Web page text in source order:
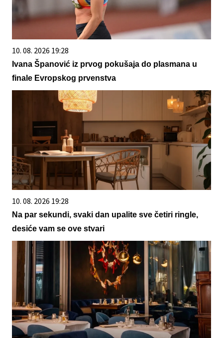
10. 08. 2026 19:28
Ivana Španović iz prvog pokušaja do plasmana u
finale Evropskog prvenstva
10. 08. 2026 19:28
Na par sekundi, svaki dan upalite sve četiri ringle,
desiće vam se ove stvari